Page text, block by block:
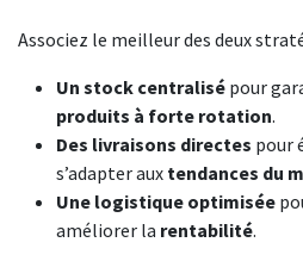
Associez le meilleur des deux
Un stock centralisé pour
produits à forte rotation.
Des livraisons directes pour
s’adapter aux tendances du
Une logistique optimisée
améliorer la rentabilité.